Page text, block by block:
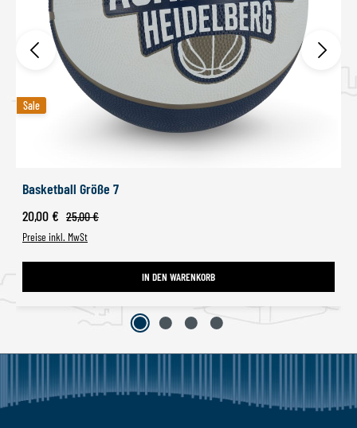
Sale
Sale
Basketball Größe 7
Verkaufspreis:
20,00 € Regulärer Preis:
25,00 €
Preise inkl. MwSt
IN DEN WARENKORB